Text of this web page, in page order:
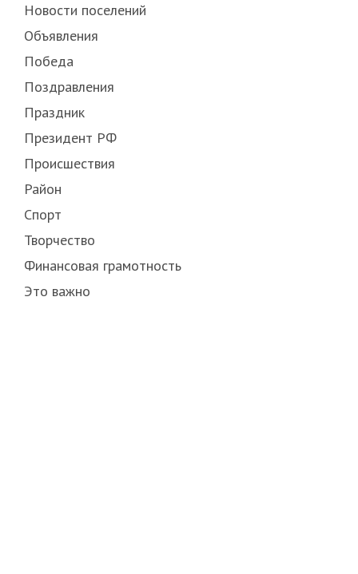
Новости поселений
Объявления
Победа
Поздравления
Праздник
Президент РФ
Происшествия
Район
Спорт
Творчество
Финансовая грамотность
Это важно